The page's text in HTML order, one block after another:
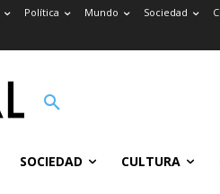
Política Mundo Sociedad
SOCIEDAD CULTURA